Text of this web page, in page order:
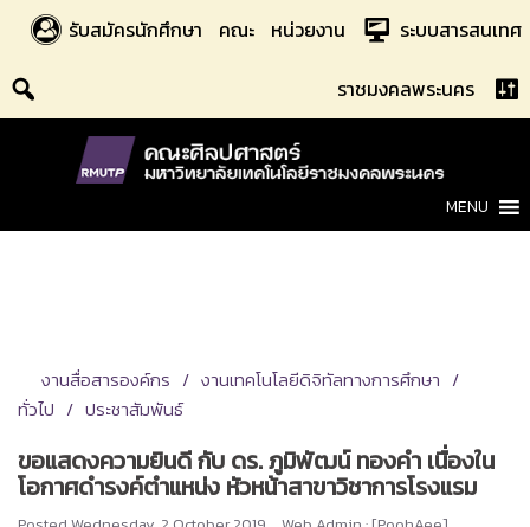
content
รับสมัครนักศึกษา คณะ หน่วยงาน ระบบสารสนเทศ
ราชมงคลพระนคร
MENU
งานสื่อสารองค์กร
งานเทคโนโลยีดิจิทัลทางการศึกษา
ทั่วไป
ประชาสัมพันธ์
ขอแสดงความยินดี กับ ดร. ภูมิพัฒน์ ทองคำ เนื่องใน
โอกาศดำรงค์ตำแหน่ง หัวหน้าสาขาวิชาการโรงแรม